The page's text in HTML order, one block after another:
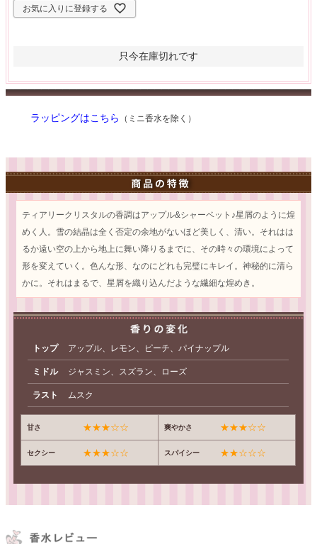
お気に入りに登録する
只今在庫切れです
ラッピングはこちら （ミニ香水を除く）
ティアリークリスタルの香調はアップル&シャーベット♪星屑のように煌
めく人。雪の結晶は全く否定の余地がないほど美しく、清い。それはは
るか遠い空の上から地上に舞い降りるまでに、その時々の環境によって
形を変えていく。色んな形、なのにどれも完璧にキレイ。神秘的に清ら
かに。それはまるで、星屑を織り込んだような繊細な煌めき。
トップ アップル、レモン、ピーチ、パイナップル
ミドル ジャスミン、スズラン、ローズ
ラスト ムスク
甘さ ★★★☆☆ 爽やかさ ★★★☆☆
セクシー ★★★☆☆ スパイシー ★★☆☆☆